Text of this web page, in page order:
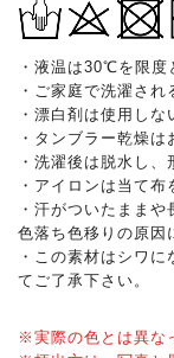
・液温は30℃を限度
・ご家庭で洗濯され
・漂白剤は使用しな
・タンブラー乾燥は
・洗濯後は脱水し、
・アイロンは当て布
・汗がついたまま
色落ち色移りの原因
・この素材はシワ
てご了承下さい。
※実際の色とは異な